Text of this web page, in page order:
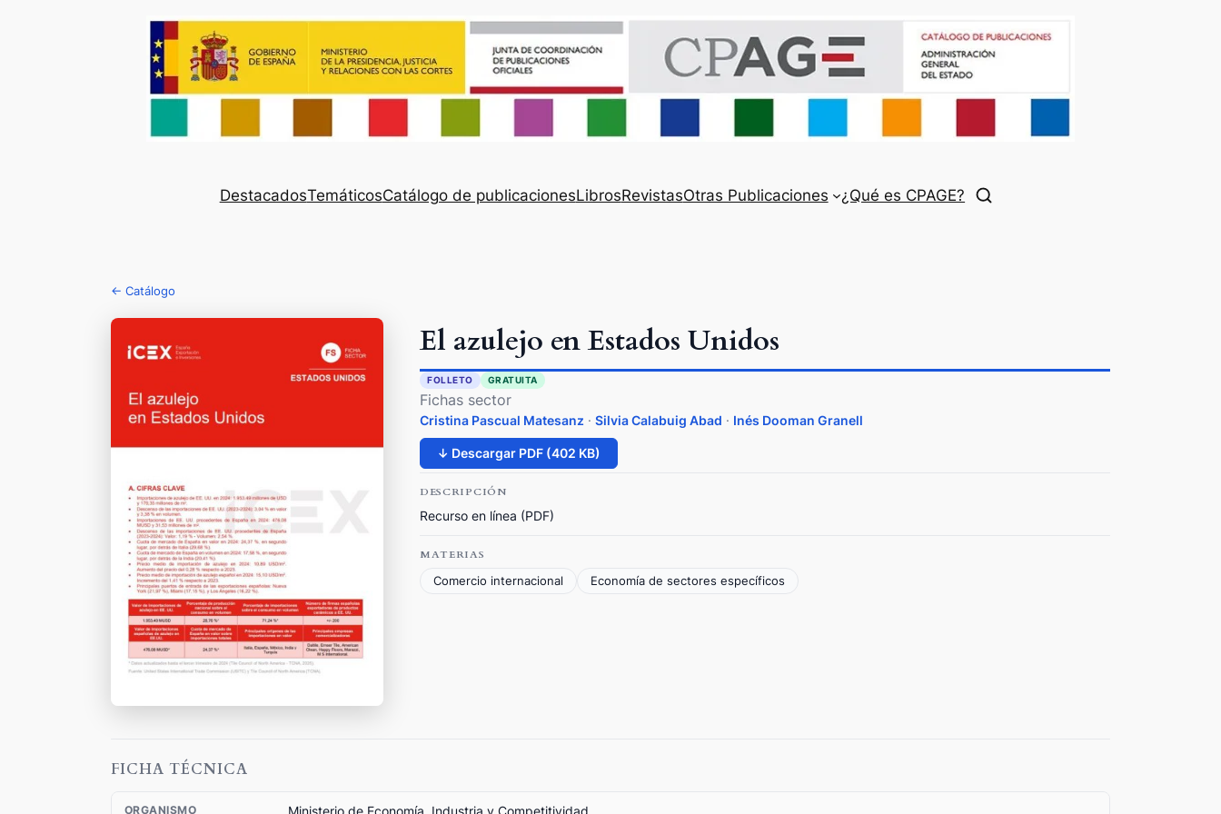
DestacadosTemáticosCatálogo de publicacionesLibrosRevistasOtras Publicaciones ¿Qué es CPAGE?
← Catálogo
El azulejo en Estados Unidos
FOLLETO GRATUITA
Fichas sector
Cristina Pascual Matesanz · Silvia Calabuig Abad · Inés Dooman Granell
↓ Descargar PDF (402 KB)
DESCRIPCIÓN
Recurso en línea (PDF)
MATERIAS
Comercio internacional
Economía de sectores específicos
FICHA TÉCNICA
ORGANISMO Ministerio de Economía, Industria y Competitividad